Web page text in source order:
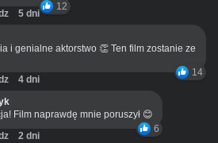
12
5 dni
i genialne aktorstwo 👏 Ten film zostanie ze
14
4 dni
Film naprawdę mnie poruszył 😊
6
2 dni